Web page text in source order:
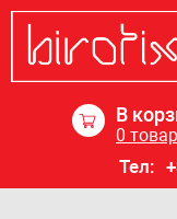
В
0
Тел: